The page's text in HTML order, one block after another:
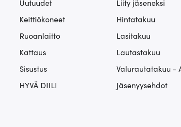
Uutuudet
Keittiökoneet
Ruoanlaitto
Kattaus
Sisustus
HYVÄ DIILI
Liity jäseneksi
Hintatakuu
Lasitakuu
Lautastakuu
Valurautatakuu -
Jäsenyysehdot